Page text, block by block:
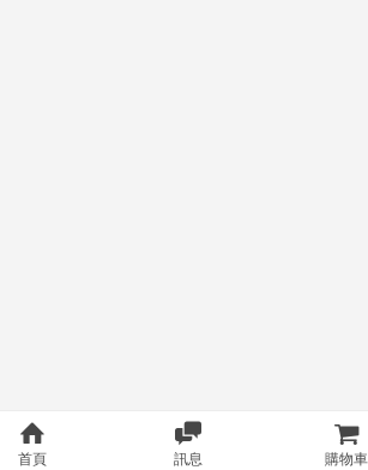
首頁 訊息 購物車